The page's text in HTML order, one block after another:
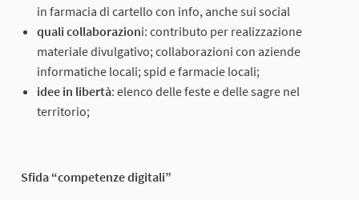
in farmacia di cartello con info, anche sui social
quali collaborazioni: contributo per realizzazione
materiale divulgativo; collaborazioni con aziende
informatiche locali; spid e farmacie locali;
idee in libertà: elenco delle feste e delle sagre nel
territorio;
Sfida “competenze digitali”